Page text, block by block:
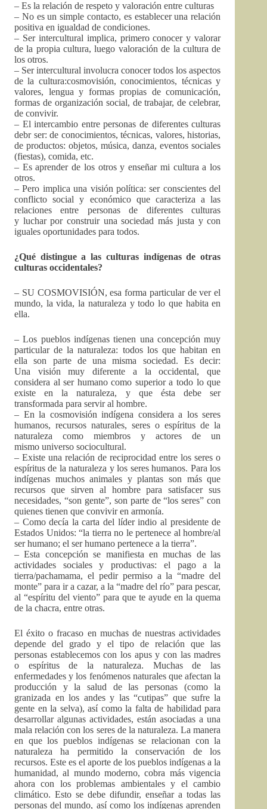
– Es la relación de respeto y valoración entre culturas
– No es un simple contacto, es establecer una relación
positiva en igualdad de condiciones.
– Ser intercultural implica, primero conocer y valorar
de la propia cultura, luego valoración de la cultura de
los otros.
– Ser intercultural involucra conocer todos los aspectos
de la cultura:cosmovisión, conocimientos, técnicas y
valores, lengua y formas propias de comunicación,
formas de organización social, de trabajar, de celebrar,
de convivir.
– El intercambio entre personas de diferentes culturas
debr ser: de conocimientos, técnicas, valores, historias,
de productos: objetos, música, danza, eventos sociales
(fiestas), comida, etc.
– Es aprender de los otros y enseñar mi cultura a los
otros.
– Pero implica una visión política: ser conscientes del
conflicto social y económico que caracteriza a las
relaciones entre personas de diferentes culturas
y luchar por construir una sociedad más justa y con
iguales oportunidades para todos.
¿Qué distingue a las culturas indígenas de otras
culturas occidentales?
– SU COSMOVISIÓN, esa forma particular de ver el
mundo, la vida, la naturaleza y todo lo que habita en
ella.
– Los pueblos indígenas tienen una concepción muy
particular de la naturaleza: todos los que habitan en
ella son parte de una misma sociedad. Es decir:
Una visión muy diferente a la occidental, que
considera al ser humano como superior a todo lo que
existe en la naturaleza, y que ésta debe ser
transformada para servir al hombre.
– En la cosmovisión indígena considera a los seres
humanos, recursos naturales, seres o espíritus de la
naturaleza como miembros y actores de un
mismo universo sociocultural.
– Existe una relación de reciprocidad entre los seres o
espíritus de la naturaleza y los seres humanos. Para los
indígenas muchos animales y plantas son más que
recursos que sirven al hombre para satisfacer sus
necesidades, “son gente”, son parte de “los seres” con
quienes tienen que convivir en armonía.
– Como decía la carta del líder indio al presidente de
Estados Unidos: “la tierra no le pertenece al hombre/al
ser humano; el ser humano pertenece a la tierra”.
– Esta concepción se manifiesta en muchas de las
actividades sociales y productivas: el pago a la
tierra/pachamama, el pedir permiso a la “madre del
monte” para ir a cazar, a la “madre del río” para pescar,
al “espíritu del viento” para que te ayude en la quema
de la chacra, entre otras.
El éxito o fracaso en muchas de nuestras actividades
depende del grado y el tipo de relación que las
personas establecemos con los apus y con las madres
o espíritus de la naturaleza. Muchas de las
enfermedades y los fenómenos naturales que afectan la
producción y la salud de las personas (como la
granizada en los andes y las “cutipas” que sufre la
gente en la selva), así como la falta de habilidad para
desarrollar algunas actividades, están asociadas a una
mala relación con los seres de la naturaleza. La manera
en que los pueblos indígenas se relacionan con la
naturaleza ha permitido la conservación de los
recursos. Este es el aporte de los pueblos indígenas a la
humanidad, al mundo moderno, cobra más vigencia
ahora con los problemas ambientales y el cambio
climático. Esto se debe difundir, enseñar a todas las
personas del mundo, así como los indígenas aprenden